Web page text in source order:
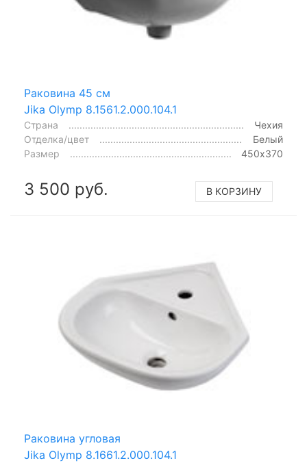
Раковина 45 см
Jika Olymp 8.1561.2.000.104.1
Страна
Чехия
Отделка/цвет
Белый
Размер
450х370
3 500 руб. В КОРЗИНУ
Раковина угловая
Jika Olymp 8.1661.2.000.104.1